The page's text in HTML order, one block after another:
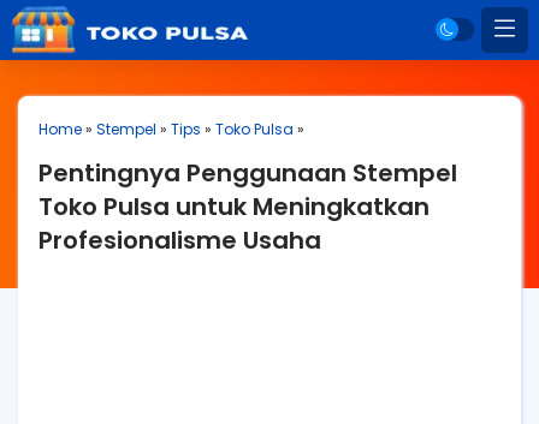
Home» Stempel » Tips » Toko Pulsa »
Pentingnya Penggunaan Stempel
Toko Pulsa untuk Meningkatkan
Profesionalisme Usaha